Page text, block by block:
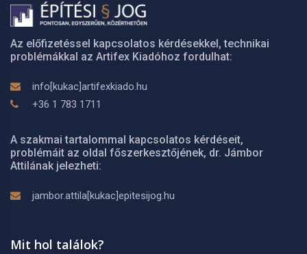
Az előfizetéssel kapcsolatos kérdésekkel, technikai
problémákkal az Artifex Kiadóhoz fordulhat:
info[kukac]artifexkiado.hu
+36 1 783 1711
A szakmai tartalommal kapcsolatos kérdéseit,
problémáit az oldal főszerkesztőjének, dr. Jámbor
Attilának jelezheti:
jambor.attila[kukac]epitesijog.hu
Mit hol találok?